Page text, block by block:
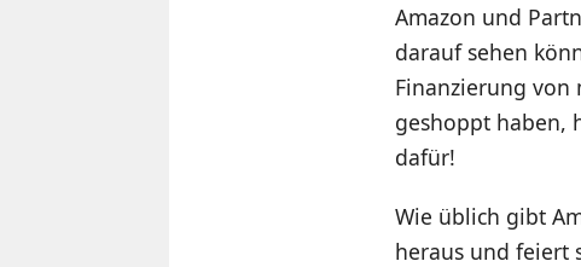
Amazon und
darauf sehen
Finanzierung von
geshoppt haben,
dafür!
Wie üblich gibt
heraus und feiert